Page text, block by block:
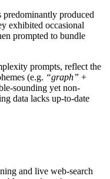
predominantly produced
exhibited occasional
prompted to bundle
prompts, reflect the
(e.g. “graph” +
sounding yet non-
data lacks up-to-date
and live web-search